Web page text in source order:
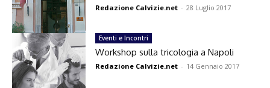
Redazione Calvizie.net - 28 Luglio 2017
Eventi e Incontri
Workshop sulla tricologia a Napoli
Redazione Calvizie.net - 14 Gennaio 2017